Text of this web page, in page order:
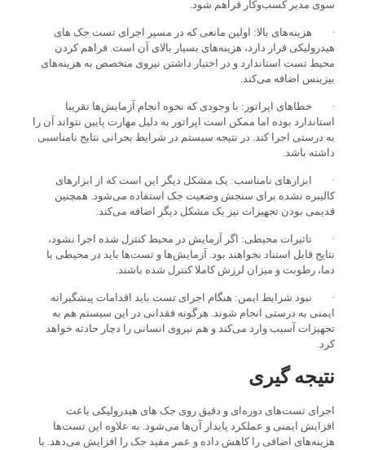
سوی مدیر کسب‌وکار فراهم شود.
· هزینه‌های بالا: اولین مانعی که در مسیر اجرای تست‌ جک های
هیدرولیکی قرار دارد، هزینه‌های بسیار بالای آن است. فراهم کردن
محیط تست استاندارد و در اختیار داشتن نیروی متخصص به هزینه‌های
بیزینس اضافه می‌کند.
· خطاهای اپراتور: با وجودی که نحوه انجام آزمایش‌ها تقریبا
استاندارد بوده اما ممکن است اپراتور به دلیل مهارت پایین نتواند آن را
به درستی اجرا کند. در نتیجه سیستم در شرایط بحرانی نتایج نامناسبی
داشته باشد.
· ابزارهای نامناسب: یک مشکل دیگر این است که از ابزارهای
کالیبره نشده برای سنجش وضعیت جک استفاده می‌شود. همچنین
قدیمی بودن تجهیزات نیز یک مشکل دیگر اضافه می‌کند.
· تاثیرات محیطی: اگر آزمایش در محیط کنترل شده اجرا نشود،
نتایج قابل استناد نخواهند بود. آزمایش‌ها و تست‌ها باید در محیطی با
دما، رطوبت و میزان لرزش کاملا کنترل شده باشند.
· نبود شرایط ایمن: هنگام اجرای تست باید اقدامات پیشگیرانه
ایمنی به درستی انجام شوند. هرگونه فقدانی در این سیستم هم به
تجهیزات آسیب وارد می‌کند و هم نیروی انسانی را دچار حادثه خواهد
کرد.
نتیجه گیری
اجرای تست‌های دوره‌ای و دقیق روی جک های هیدرولیکی باعث
افزایش ایمنی و عملکرد پایدار آن‌ها می‌شود. به علاوه این تست‌ها
هزینه‌های اضافی را کاهش داده و عمر مفید جک را افزایش می‌دهد. با